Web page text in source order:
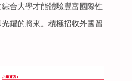
合大學才能體驗豐富國際性
耀的將來。積極招收外國留